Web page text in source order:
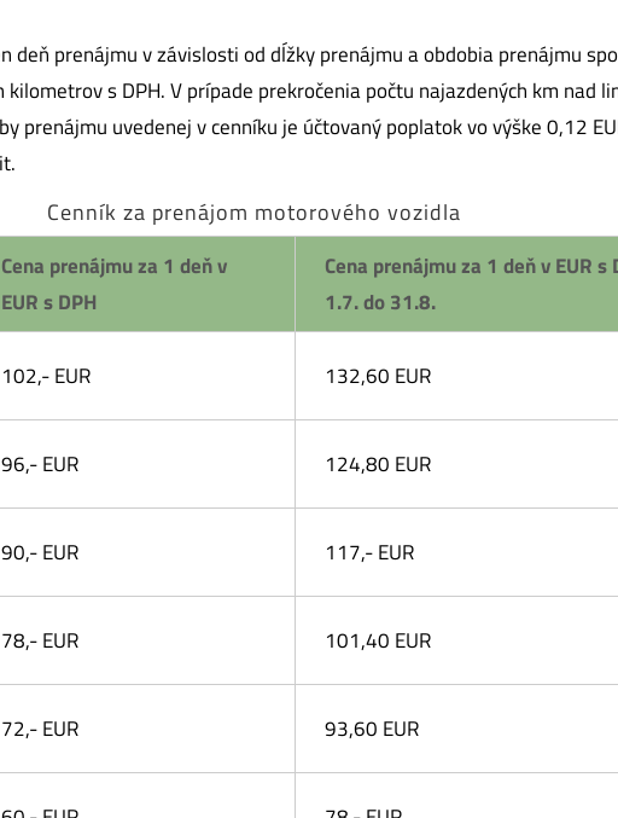
deň prenájmu v závislosti od dĺžky prenájmu a obdobia prenájmu
s DPH. V prípade prekročenia počtu najazdených km nad
prenájmu uvedenej v cenníku je účtovaný poplatok vo výške 0,12
Cenník za prenájom motorového vozidla
Cena prenájmu za 1 deň v
EUR s DPH
Cena prenájmu za 1 deň v EUR s
1.7. do 31.8.
102,- EUR 132,60 EUR
96,- EUR 124,80 EUR
90,- EUR 117,- EUR
78,- EUR 101,40 EUR
72,- EUR 93,60 EUR